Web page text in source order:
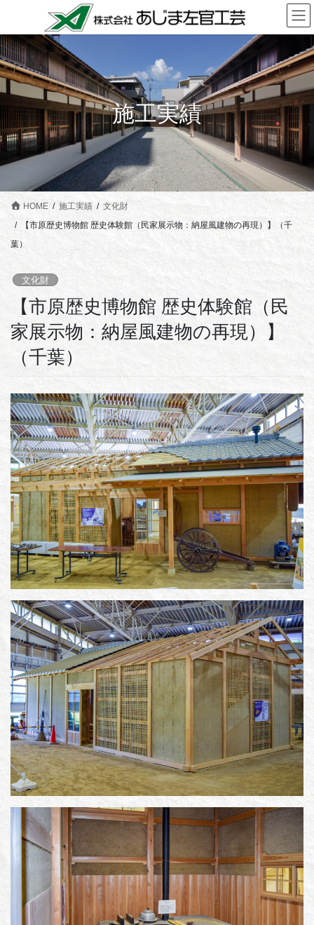
テ
ン
ツ
に
動
ゲ
ー
シ
ョ
に
移
施工実績
HOME 施工実績
文化財
【市原歴史博物館 歴史体験館（民家展示物：納屋風建物の再現）】（千
葉）
文化財
【市原歴史博物館 歴史体験館（民
家展示物：納屋風建物の再現）】
（千葉）